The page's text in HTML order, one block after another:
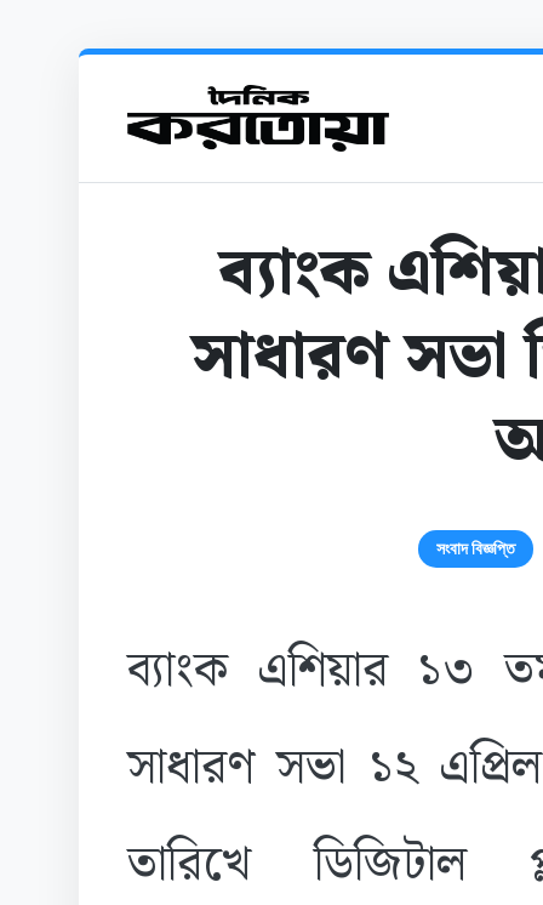
ব্যাংক
সাধারণ সভা
সংবাদ বিজ্ঞপ্তি
ব্যাংক এশিয়ার ১৩
সাধারণ সভা ১২
তারিখে ডিজিটাল